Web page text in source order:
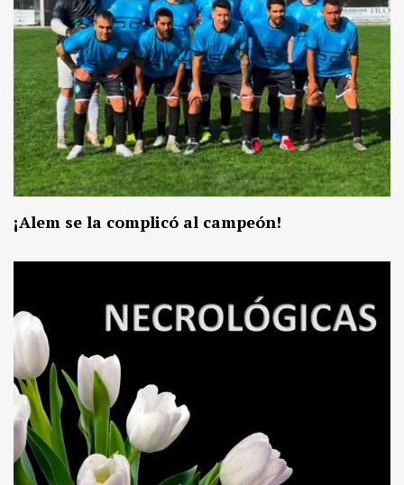
¡Alem se la complicó al campeón!